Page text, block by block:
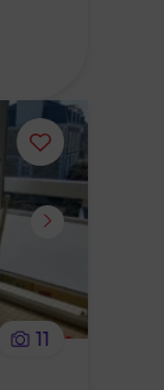
Ajouter
ou
le
11